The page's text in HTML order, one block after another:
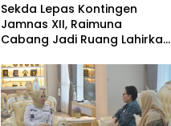
Sekda Lepas Kontingen
Jamnas XII, Raimuna
Cabang Jadi Ruang Lahirkan
Pemimpin